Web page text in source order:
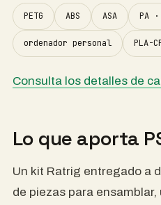
PETG ABS ASA PA
ordenador personal PLA-
Consulta los detalles de
Lo que aporta
Un kit Ratrig entregado a
de piezas para